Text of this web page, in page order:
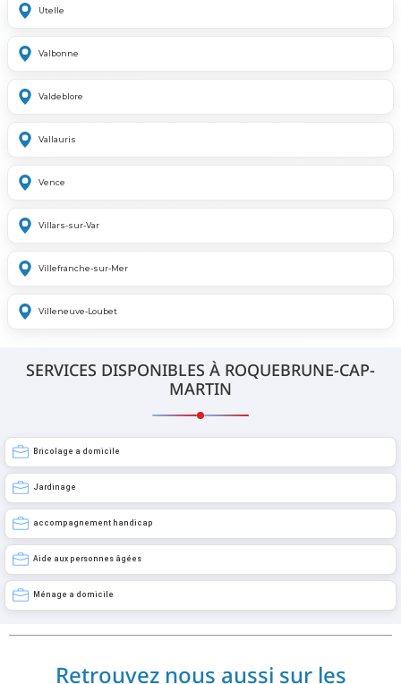
Utelle
Valbonne
Valdeblore
Vallauris
Vence
Villars-sur-Var
Villefranche-sur-Mer
Villeneuve-Loubet
SERVICES DISPONIBLES À ROQUEBRUNE-CAP-
MARTIN
Bricolage a domicile
Jardinage
accompagnement handicap
Aide aux personnes âgées
Ménage a domicile
Retrouvez nous aussi sur les